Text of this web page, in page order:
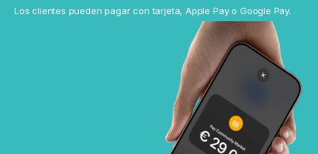
Los clientes pueden pagar con tarjeta, Apple Pay o Google Pay.